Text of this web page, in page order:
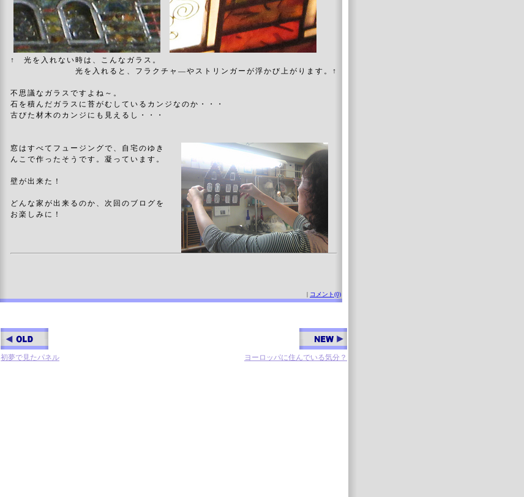
↑ 光を入れない時は、こんなガラス。
光を入れると、フラクチャ―やストリンガーが浮かび上がります。↑
不思議なガラスですよね～。
石を積んだガラスに苔がむしているカンジなのか・・・
古びた材木のカンジにも見えるし・・・
窓はすべてフュージングで、自宅のゆき
んこで作ったそうです。凝っています。
壁が出来た！
どんな家が出来るのか、次回のブログを
お楽しみに！
| コメント(0)
初夢で見たパネル ヨーロッパに住んでいる気分？